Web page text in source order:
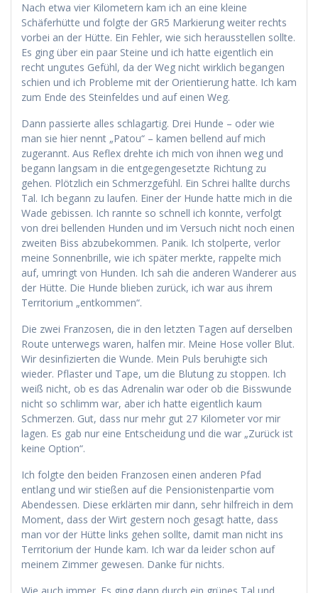
Nach etwa vier Kilometern kam ich an eine kleine
Schäferhütte und folgte der GR5 Markierung weiter rechts
vorbei an der Hütte. Ein Fehler, wie sich herausstellen sollte.
Es ging über ein paar Steine und ich hatte eigentlich ein
recht ungutes Gefühl, da der Weg nicht wirklich begangen
schien und ich Probleme mit der Orientierung hatte. Ich kam
zum Ende des Steinfeldes und auf einen Weg.
Dann passierte alles schlagartig. Drei Hunde – oder wie
man sie hier nennt „Patou“ – kamen bellend auf mich
zugerannt. Aus Reflex drehte ich mich von ihnen weg und
begann langsam in die entgegengesetzte Richtung zu
gehen. Plötzlich ein Schmerzgefühl. Ein Schrei hallte durchs
Tal. Ich begann zu laufen. Einer der Hunde hatte mich in die
Wade gebissen. Ich rannte so schnell ich konnte, verfolgt
von drei bellenden Hunden und im Versuch nicht noch einen
zweiten Biss abzubekommen. Panik. Ich stolperte, verlor
meine Sonnenbrille, wie ich später merkte, rappelte mich
auf, umringt von Hunden. Ich sah die anderen Wanderer aus
der Hütte. Die Hunde blieben zurück, ich war aus ihrem
Territorium „entkommen“.
Die zwei Franzosen, die in den letzten Tagen auf derselben
Route unterwegs waren, halfen mir. Meine Hose voller Blut.
Wir desinfizierten die Wunde. Mein Puls beruhigte sich
wieder. Pflaster und Tape, um die Blutung zu stoppen. Ich
weiß nicht, ob es das Adrenalin war oder ob die Bisswunde
nicht so schlimm war, aber ich hatte eigentlich kaum
Schmerzen. Gut, dass nur mehr gut 27 Kilometer vor mir
lagen. Es gab nur eine Entscheidung und die war „Zurück ist
keine Option“.
Ich folgte den beiden Franzosen einen anderen Pfad
entlang und wir stießen auf die Pensionistenpartie vom
Abendessen. Diese erklärten mir dann, sehr hilfreich in dem
Moment, dass der Wirt gestern noch gesagt hatte, dass
man vor der Hütte links gehen sollte, damit man nicht ins
Territorium der Hunde kam. Ich war da leider schon auf
meinem Zimmer gewesen. Danke für nichts.